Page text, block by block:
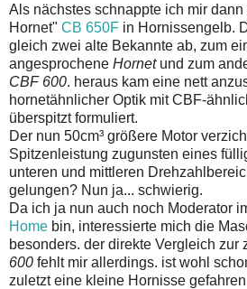
Als nächstes schnappte ich mir
Hornet" CB 650F in Hornissengelb.
gleich zwei alte Bekannte ab, zum
angesprochene Hornetund zum
CBF 600. heraus kam eine nett
hornetähnlicher Optik mit CBF-
überspitzt formuliert.
Der nun 50cm³ größere Motor
Spitzenleistung zugunsten eines
unteren und mittleren
gelungen? Nun ja... schwierig.
Da ich ja nun auch noch Moderator
Home bin, interessierte mich die
besonders. der direkte Vergleich zur
600 fehlt mir allerdings. ist wohl
zuletzt eine kleine Hornisse